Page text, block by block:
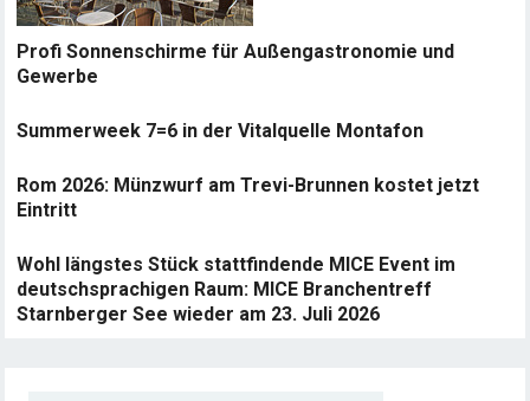
Profi Sonnenschirme für Außengastronomie und
Gewerbe
Summerweek 7=6 in der Vitalquelle Montafon
Rom 2026: Münzwurf am Trevi-Brunnen kostet jetzt
Eintritt
Wohl längstes Stück stattfindende MICE Event im
deutschsprachigen Raum: MICE Branchentreff
Starnberger See wieder am 23. Juli 2026